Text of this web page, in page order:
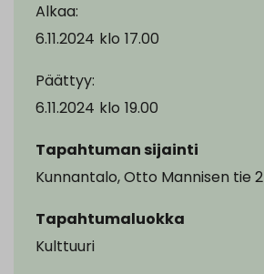
Alkaa:
6.11.2024 klo 17.00
Päättyy:
6.11.2024 klo 19.00
Tapahtuman sijainti
Kunnantalo, Otto Mannisen tie 2
Tapahtumaluokka
Kulttuuri